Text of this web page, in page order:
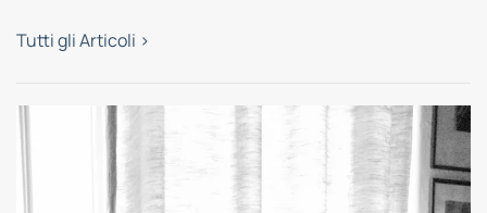
Tutti gli Articoli >